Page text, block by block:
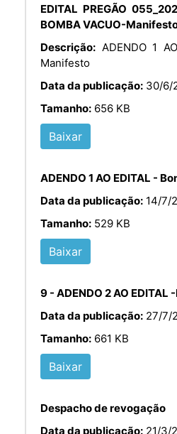
EDITAL PREGÃO
BOMBA VACUO-
Descrição: ADENDO 1
Manifesto
Data da publicação: 30/6/
Tamanho: 656 KB
Baixar
ADENDO 1 AO EDITAL -
Data da publicação: 14/7/
Tamanho: 529 KB
Baixar
9 - ADENDO 2 AO EDITAL
Data da publicação: 27/7/
Tamanho: 661 KB
Baixar
Despacho de revogação
Data da publicação: 21/3/